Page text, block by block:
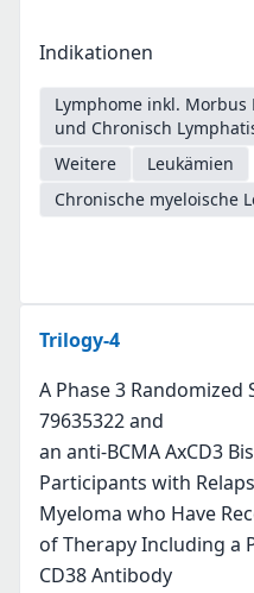
Indikationen
Lymphome inkl.
und Chronisch
Weitere
Leukämien
Chronische myeloische
Trilogy-4
A Phase 3 Randomized
79635322 and
an anti-BCMA AxCD3
Participants with
Myeloma who Have
of Therapy Including a
CD38 Antibody